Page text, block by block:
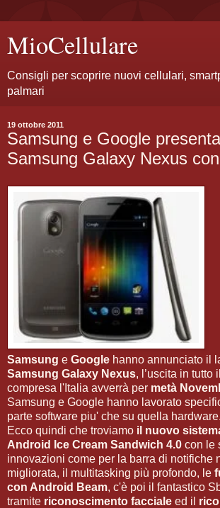
MioCellulare
Consigli per scoprire nuovi cellulari,
palmari
19 ottobre 2011
Samsung e Google
Samsung Galaxy Nexus
Samsung e Google hanno annunciato il
Samsung Galaxy Nexus, l’uscita in tutto
compresa l'Italia avverrà per metà
Samsung e Google hanno lavorato
parte software piu' che su quella hardware.
Ecco quindi che troviamo il nuovo
Android Ice Cream Sandwich 4.0 con le
innovazioni come per la barra di notifiche
migliorata, il multitasking più profondo, le
con Android Beam, c'è poi il fantastico
tramite riconoscimento facciale ed il